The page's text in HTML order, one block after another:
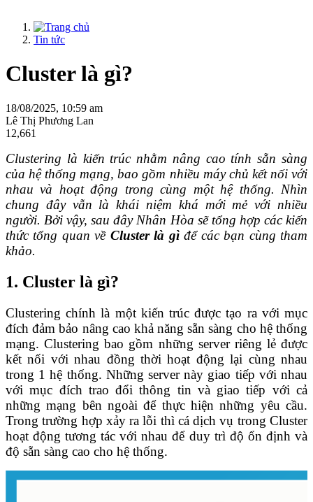
Tin tức
Cluster là gì?
18/08/2025, 10:59 am
Lê Thị Phương Lan
12,661
Clustering là kiến trúc nhằm nâng cao tính sẵn sàng
của hệ thống mạng, bao gồm nhiều máy chủ kết nối với
nhau và hoạt động trong cùng một hệ thống. Nhìn
chung đây vẫn là khái niệm khá mới mẻ với nhiều
người. Bởi vậy, sau đây Nhân Hòa sẽ tổng hợp các kiến
thức tổng quan về Cluster là gìđể các bạn cùng tham
khảo.
1. Cluster là gì?
Clustering chính là một kiến trúc được tạo ra với mục
đích đảm bảo nâng cao khả năng sẵn sàng cho hệ thống
mạng. Clustering bao gồm những server riêng lẻ được
kết nối với nhau đồng thời hoạt động lại cùng nhau
trong 1 hệ thống. Những server này giao tiếp với nhau
với mục đích trao đổi thông tin và giao tiếp với cả
những mạng bên ngoài để thực hiện những yêu cầu.
Trong trường hợp xảy ra lỗi thì cá dịch vụ trong Cluster
hoạt động tương tác với nhau để duy trì độ ổn định và
độ sẵn sàng cao cho hệ thống.